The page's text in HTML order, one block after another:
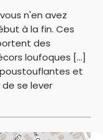
n'en avez
à la fin. Ces
des
loufoques [...]
et
se lever